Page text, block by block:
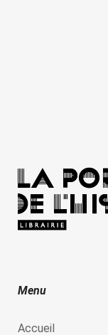
Menu
Accueil